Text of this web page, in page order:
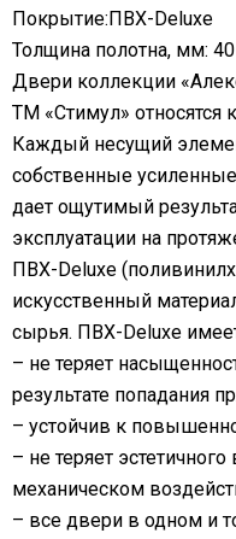
Покрытие:ПВХ-Deluxe
Толщина полотна, мм: 40
Двери коллекции
ТМ «Стимул» относятся
Каждый несущий
собственные
дает ощутимый
эксплуатации на
ПВХ-Deluxe
искусственный
сырья. ПВХ-Deluxe
– не теряет
результате попадания
– устойчив к
– не теряет
механическом
– все двери в одном и